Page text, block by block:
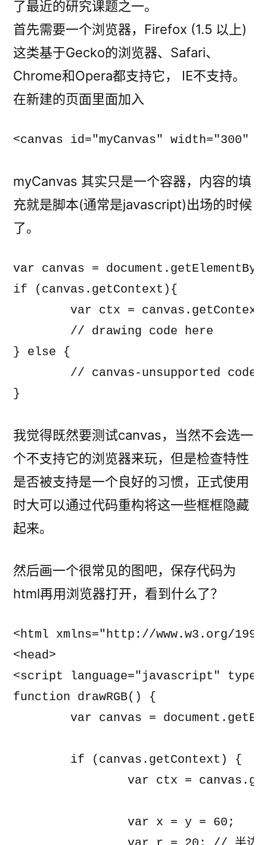
了最近的研究课题之一。
首先需要一个浏览器，Firefox (1.5 以上)
这类基于Gecko的浏览器、Safari、
Chrome和Opera都支持它， IE不支持。
在新建的页面里面加入
myCanvas 其实只是一个容器，内容的填
充就是脚本(通常是javascript)出场的时候
了。
var canvas =
if (canvas.getContext){
} else {
}
我觉得既然要测试canvas，当然不会选一
个不支持它的浏览器来玩，但是检查特性
是否被支持是一个良好的习惯，正式使用
时大可以通过代码重构将这一些框框隐藏
起来。
然后画一个很常见的图吧，保存代码为
html再用浏览器打开，看到什么了？
<html xmlns="http://www.w3.org/
<head>
<script language="javascript"
function drawRGB() {